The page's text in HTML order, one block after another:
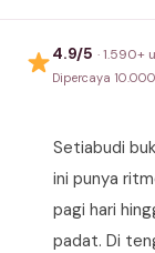
4.9/5 · 1.590+
Dipercaya
Setiabudi
ini punya
pagi hari
padat. Di